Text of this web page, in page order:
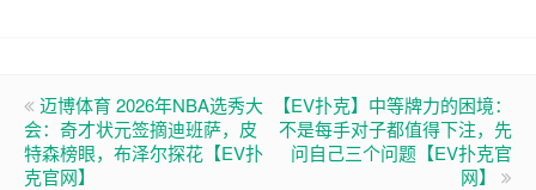
迈博体育 2026年NBA选秀大
会：奇才状元签摘迪班萨，皮
特森榜眼，布泽尔探花【EV扑
克官网】
【EV扑克】中等牌力的困境：
不是每手对子都值得下注，先
问自己三个问题【EV扑克官
网】